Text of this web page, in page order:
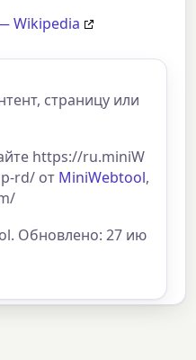
Wikipedia
страницу или
https://ru.miniW
rd/ от MiniWebtool,
Обновлено: 27 ию